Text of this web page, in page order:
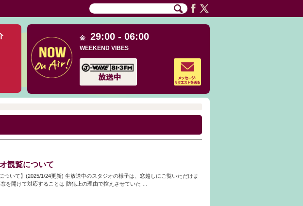
金 29:00 - 06:00
WEEKEND VIBES
観覧について
ついて】(2025/1/24更新) 生放送中のスタジオの様子は、窓越しにご覧いただけま
を開けて対応することは 防犯上の理由で控えさせていた …